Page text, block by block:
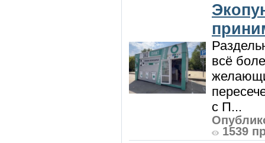
всё
с П...
1539